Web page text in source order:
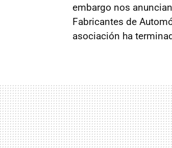
embargo nos
Fabricantes de
asociación ha